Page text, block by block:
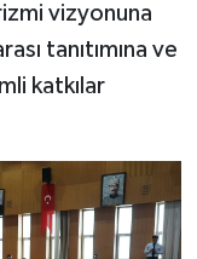
vizyonuna
tanıtımına ve
katkılar